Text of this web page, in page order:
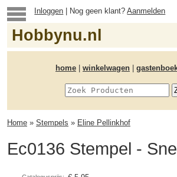
Inloggen | Nog geen klant?Aanmelden
Hobbynu.nl
home winkelwagen
Home » Stempels » Eline Pellinkhof
Ec0136 Stempel -